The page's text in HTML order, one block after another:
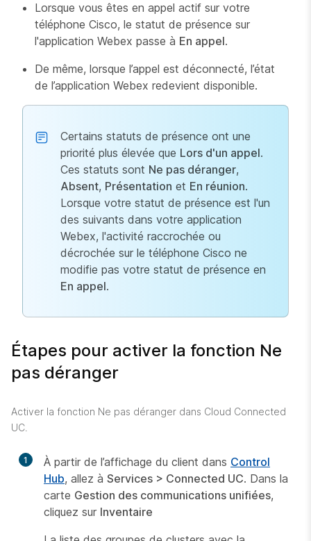
Lorsque vous êtes en appel actif sur votre
téléphone Cisco, le statut de présence sur
l'application Webex passe à En appel.
De même, lorsque l’appel est déconnecté, l’état
de l’application Webex redevient disponible.
Certains statuts de présence ont une
priorité plus élevée que Lors d'un appel.
Ces statuts sont Ne pas déranger,
Absent, Présentation et En réunion.
Lorsque votre statut de présence est l'un
des suivants dans votre application
Webex, l'activité raccrochée ou
décrochée sur le téléphone Cisco ne
modifie pas votre statut de présence en
En appel.
Étapes pour activer la fonction Ne
pas déranger
Activer la fonction Ne pas déranger dans Cloud Connected
UC.
1 À partir de l’affichage du client dans Control
Hub, allez à Services > Connected UC. Dans la
carte Gestion des communications unifiées,
cliquez sur Inventaire